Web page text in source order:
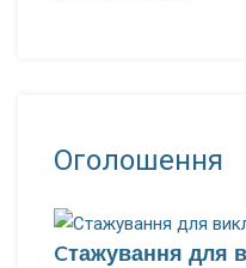
Оголошення
Cтажування для